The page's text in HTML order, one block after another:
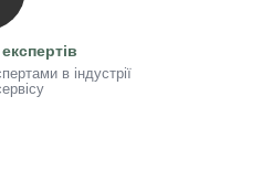
в індустрії